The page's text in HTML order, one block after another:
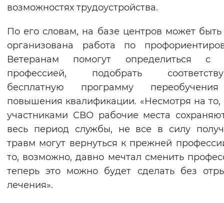
возможностях трудоустройства.
По его словам, на базе центров может быть
организована работа по
Ветеранам помогут определиться с
профессией, подобрать
бесплатную программу
повышения квалификации. «Несмотря на то,
участниками СВО рабочие места
весь период службы, не все в силу
травм могут вернуться к прежней
то, возможно, давно мечтал сменить
теперь это можно будет сделать без
лечения».